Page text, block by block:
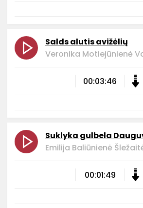
Salds alutis avižėlių
Veronika Motiejūnienė
00:03:46
Suklyka gulbela
Emilija Baliūnienė
00:01:49